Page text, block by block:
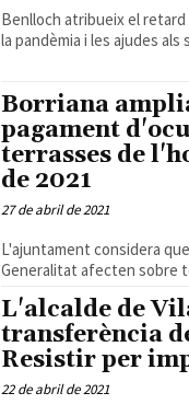
Benlloch atribueix el retard
la pandèmia i les ajudes
Borriana
pagament
terrasses de
de 2021
27 de abril de 2021
L'ajuntament considera
Generalitat afecten sobre
L'alcalde de
transferència
Resistir per
22 de abril de 2021